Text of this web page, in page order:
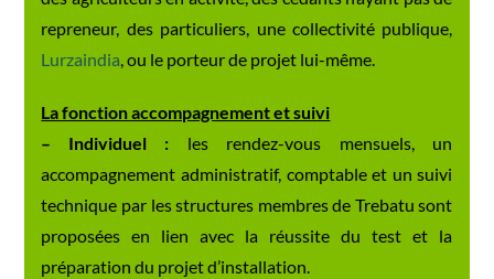
repreneur, des particuliers, une collectivité publique,
Lurzaindia, ou le porteur de projet lui-même.
La fonction accompagnement et suivi
– Individuel : les rendez-vous mensuels, un
accompagnement administratif, comptable et un suivi
technique par les structures membres de Trebatu sont
proposées en lien avec la réussite du test et la
préparation du projet d’installation.